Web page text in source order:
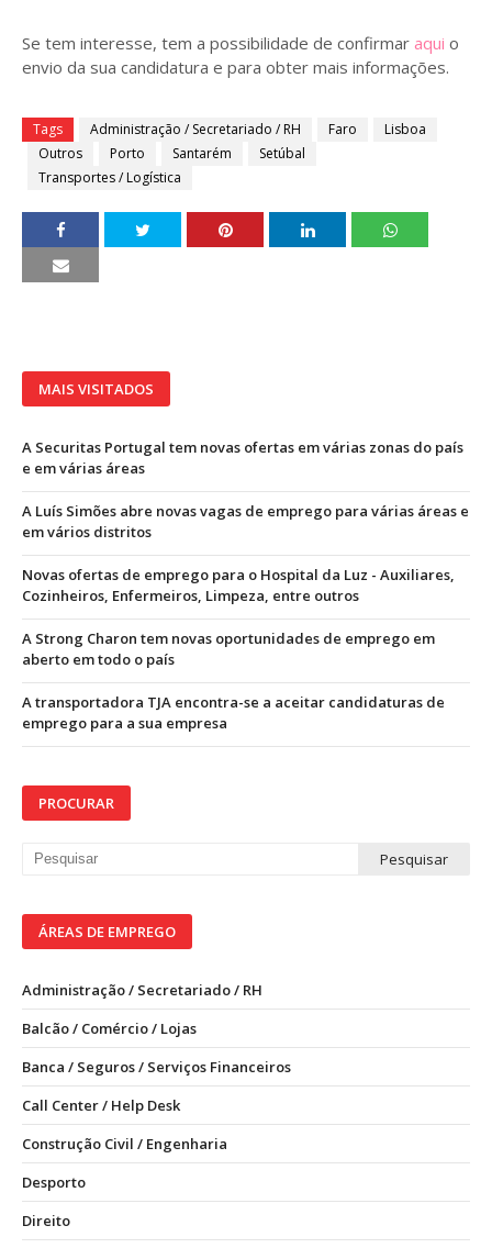
Se tem interesse, tem a possibilidade de confirmar aqui o
envio da sua candidatura e para obter mais informações.
Tags Administração / Secretariado / RH Faro
Lisboa
Outros
Porto Santarém
Setúbal
Transportes / Logística
MAIS VISITADOS
A Securitas Portugal tem novas ofertas em várias zonas do país
e em várias áreas
A Luís Simões abre novas vagas de emprego para várias áreas e
em vários distritos
Novas ofertas de emprego para o Hospital da Luz - Auxiliares,
Cozinheiros, Enfermeiros, Limpeza, entre outros
A Strong Charon tem novas oportunidades de emprego em
aberto em todo o país
A transportadora TJA encontra-se a aceitar candidaturas de
emprego para a sua empresa
PROCURAR
ÁREAS DE EMPREGO
Administração / Secretariado / RH
Balcão / Comércio / Lojas
Banca / Seguros / Serviços Financeiros
Call Center / Help Desk
Construção Civil / Engenharia
Desporto
Direito